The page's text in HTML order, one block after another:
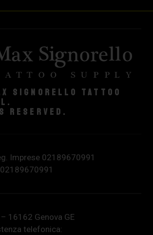
Signorello Tattoo
reserved.
Imprese 02189670991
16162 Genova GE
telefonica: